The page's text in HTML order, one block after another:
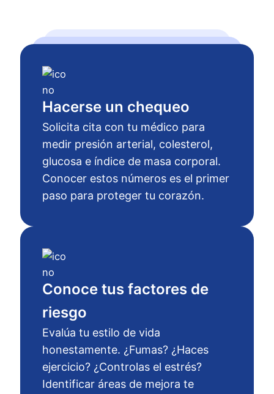
Hacerse un chequeo
Solicita cita con tu médico para
medir presión arterial, colesterol,
glucosa e índice de masa corporal.
Conocer estos números es el primer
paso para proteger tu corazón.
Conoce tus factores de
riesgo
Evalúa tu estilo de vida
honestamente. ¿Fumas? ¿Haces
ejercicio? ¿Controlas el estrés?
Identificar áreas de mejora te